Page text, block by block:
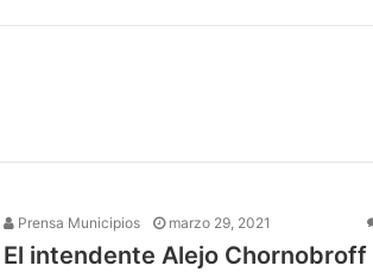
Prensa Municipios marzo 29, 2021
El intendente Alejo Chornobroff